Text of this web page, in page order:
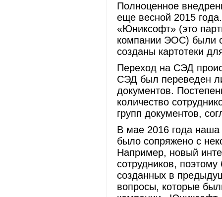
Полноценное
еще весной 2015
«Юниксофт» (это
компании ЭОС) были
созданы картотеки
Переход на СЭД
СЭД был переведен
документов.
количество
групп документов,
В мае 2016 года
было сопряжено с
Например, новый
сотрудников,
созданных в
вопросы, которые